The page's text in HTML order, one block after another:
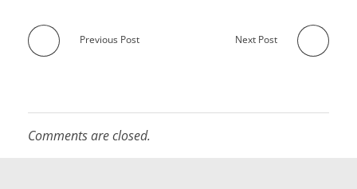
Previous Post Next Post
Comments are closed.